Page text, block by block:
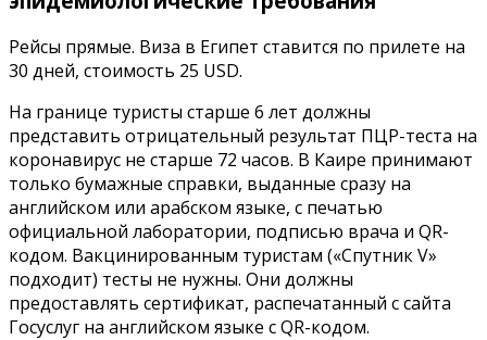
Рейсы прямые. Виза в Египет ставится по прилете на
30 дней, стоимость 25 USD.
На границе туристы старше 6 лет должны
представить отрицательный результат ПЦР-теста на
коронавирус не старше 72 часов. В Каире принимают
только бумажные справки, выданные сразу на
английском или арабском языке, с печатью
официальной лаборатории, подписью врача и QR-
кодом. Вакцинированным туристам («Спутник V»
подходит) тесты не нужны. Они должны
предоставлять сертификат, распечатанный с сайта
Госуслуг на английском языке c QR-кодом.